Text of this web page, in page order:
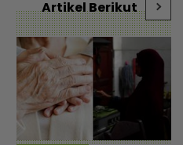
Artikel Berikut